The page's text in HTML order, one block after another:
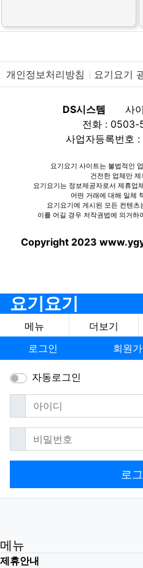
개인정보처리방침 요기요기
DS시스템
사
전화 :
사업자등록번호
요기요기 사이트는 불법적인
건전한 업체만
요기요기는 정보제공자로서 제휴업
어떤 거래에 대해 일체
요기요기에 게시된 모든 컨텐
이를 어길 경우 저작권법에 의거하
Copyright 2023
요기요기
메뉴
더보기
로그인
회원
자동로그인
아이디필수
비밀번호필수
로
메뉴
제휴안내